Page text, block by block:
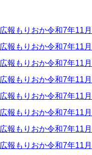
広報もりおか令和7年11
広報もりおか令和7年11
広報もりおか令和7年11
広報もりおか令和7年11
広報もりおか令和7年11
広報もりおか令和7年11
広報もりおか令和7年11
広報もりおか令和7年11